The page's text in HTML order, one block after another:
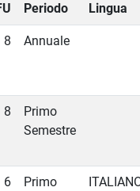
Periodo Lingua
8 Annuale
8
Primo
Semestre
6
Primo